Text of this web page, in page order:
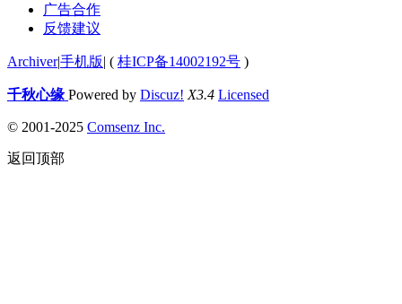
广告合作
反馈建议
Archiver|手机版| ( 桂ICP备14002192号 )
千秋心缘 Powered by Discuz! X3.4 Licensed
© 2001-2025 Comsenz Inc.
返回顶部